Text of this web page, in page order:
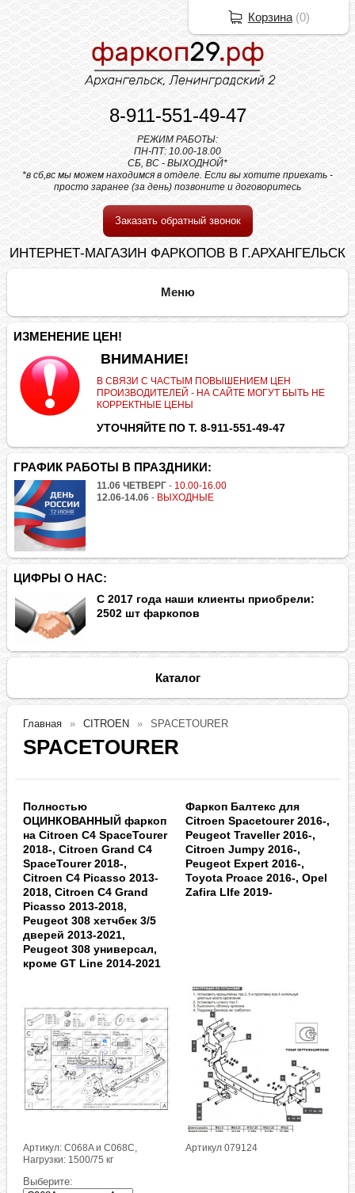
8-911-551-49-47
РЕЖИМ РАБОТЫ:
ПН-ПТ: 10.00-18.00
СБ, ВС - ВЫХОДНОЙ*
*в сб,вс мы можем находимся в отделе. Если вы хотите приехать -
просто заранее (за день) позвоните и договоритесь
Заказать обратный звонок
ИНТЕРНЕТ-МАГАЗИН ФАРКОПОВ В Г.АРХАНГЕЛЬСК
ИЗМЕНЕНИЕ ЦЕН!
ВНИМАНИЕ!
В СВЯЗИ С ЧАСТЫМ ПОВЫШЕНИЕМ ЦЕН
ПРОИЗВОДИТЕЛЕЙ - НА САЙТЕ МОГУТ БЫТЬ НЕ
КОРРЕКТНЫЕ ЦЕНЫ
УТОЧНЯЙТЕ ПО Т. 8-911-551-49-47
ГРАФИК РАБОТЫ В ПРАЗДНИКИ:
11.06 ЧЕТВЕРГ - 10.00-16.00
12.06-14.06 - ВЫХОДНЫЕ
ЦИФРЫ О НАС:
С 2017 года наши клиенты приобрели:
2502 шт фаркопов
Каталог
Главная CITROEN SPACETOURER
SPACETOURER
Полностью
ОЦИНКОВАННЫЙ фаркоп
на Citroen C4 SpaceTourer
2018-, Citroen Grand C4
SpaceTourer 2018-,
Citroen C4 Picasso 2013-
2018, Citroen C4 Grand
Picasso 2013-2018,
Peugeot 308 хетчбек 3/5
дверей 2013-2021,
Peugeot 308 универсал,
кроме GT Line 2014-2021
Артикул: C068A и C068C,
Нагрузки: 1500/75 кг
Выберите:
Фаркоп Балтекс для
Citroen Spacetourer 2016-,
Peugeot Traveller 2016-,
Citroen Jumpy 2016-,
Peugeot Expert 2016-,
Toyota Proace 2016-, Opel
Zafira LIfe 2019-
Артикул 079124
Корзина(0)